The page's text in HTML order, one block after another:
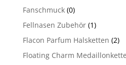
Fanschmuck (0)
Fellnasen Zubehör (1)
Flacon Parfum Halsketten (2)
Floating Charm